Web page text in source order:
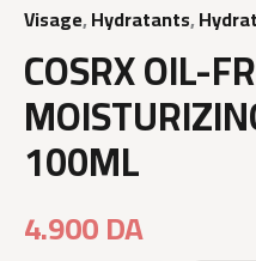
Visage,Hydratants,
COSRX OIL-
100ML
4.900DA